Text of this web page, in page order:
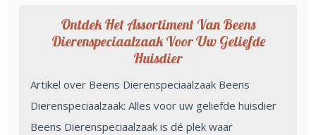
Ontdek Het Assortiment Van Beens
Dierenspeciaalzaak Voor Uw Geliefde
Huisdier
Artikel over Beens Dierenspeciaalzaak Beens
Dierenspeciaalzaak: Alles voor uw geliefde huisdier
Beens Dierenspeciaalzaak is dé plek waar